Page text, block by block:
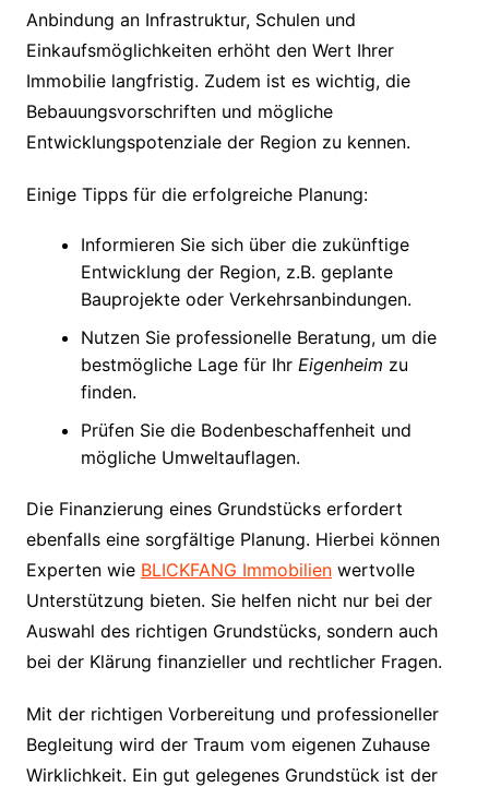
Anbindung an Infrastruktur, Schulen und
Einkaufsmöglichkeiten erhöht den Wert Ihrer
Immobilie langfristig. Zudem ist es wichtig, die
Bebauungsvorschriften und mögliche
Entwicklungspotenziale der Region zu kennen.
Einige Tipps für die erfolgreiche Planung:
Informieren Sie sich über die zukünftige
Entwicklung der Region, z.B. geplante
Bauprojekte oder Verkehrsanbindungen.
Nutzen Sie professionelle Beratung, um die
bestmögliche Lage für Ihr Eigenheim zu
finden.
Prüfen Sie die Bodenbeschaffenheit und
mögliche Umweltauflagen.
Die Finanzierung eines Grundstücks erfordert
ebenfalls eine sorgfältige Planung. Hierbei können
Experten wie BLICKFANG Immobilienwertvolle
Unterstützung bieten. Sie helfen nicht nur bei der
Auswahl des richtigen Grundstücks, sondern auch
bei der Klärung finanzieller und rechtlicher Fragen.
Mit der richtigen Vorbereitung und professioneller
Begleitung wird der Traum vom eigenen Zuhause
Wirklichkeit. Ein gut gelegenes Grundstück ist der